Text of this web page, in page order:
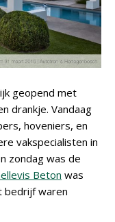
geopend met
drankje. Vandaag
hoveniers, en
vakspecialisten in
zondag was de
Beton was
bedrijf waren